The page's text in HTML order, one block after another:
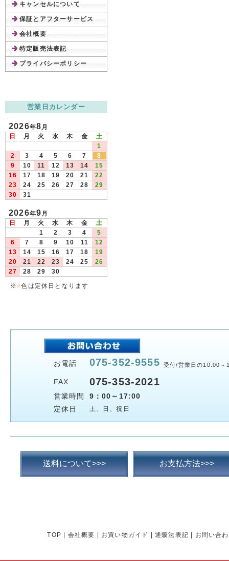
キャンセルについて
保証とアフターサービス
会社概要
特定販売法表記
プライバシーポリシー
営業日カレンダー
2026年8月
日
月 火 水 木 金
土
1
2
3 4 5 6 7
8
9
10 11 12 13 14
15
16
17 18 19 20 21
22
23
24 25 26 27 28
29
30
31
2026年9月
日
月 火 水 木 金
土
1
2 3 4
5
6
7 8 9 10 11
12
13
14 15 16 17 18
19
20
21 22 23 24 25
26
27
28 29
30
※ ■色は定休日となります
お電話 075-352-9555 受付/営業日の10:00～
FAX 075-353-2021
営業時間
9：00～17:00
定休日
土、日、祝日
送料について>>> お支払方法>>>
TOP 会社概要 お買い物ガイド 通販法表記 お問い合